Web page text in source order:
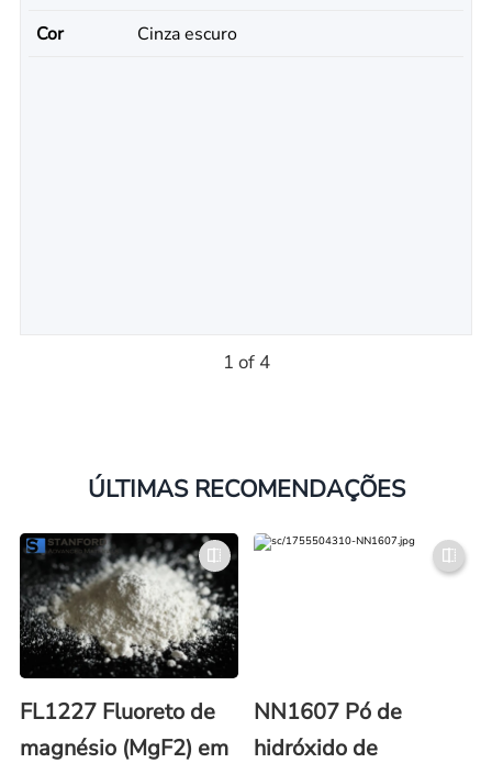
Cor
Cinza escuro
1 of 4
ÚLTIMAS RECOMENDAÇÕES
FL1227 Fluoreto de
magnésio (MgF2) em
NN1607 Pó de
hidróxido de